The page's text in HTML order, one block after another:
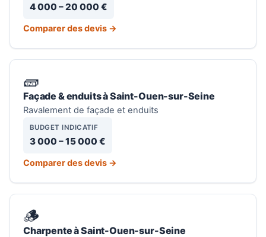
4 000 – 20 000 €
Comparer des devis →
🧱
Façade & enduits à Saint-Ouen-sur-Seine
Ravalement de façade et enduits
BUDGET INDICATIF
3 000 – 15 000 €
Comparer des devis →
🪵
Charpente à Saint-Ouen-sur-Seine